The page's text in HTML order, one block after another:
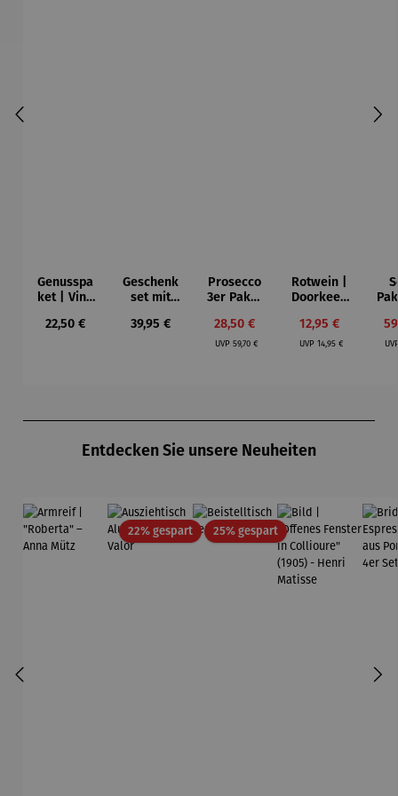
Genusspa
ket | Vino
Regulärer Preis:
22,50 €
Geschenk
set mit
Schlaraffe
Regulärer Preis:
39,95 €
Prosecco
3er Paket
Prosecco
DOC
Verkaufspreis:
28,50 €
UVPRegulärer Preis:
59,70 €
Rotwein |
Doorkeep
Verkaufspreis:
12,95 €
UVPRegulärer Preis:
14,95 €
Entdecken Sie unsere Neuheiten
22% gespartRabatt25% gespartRabatt